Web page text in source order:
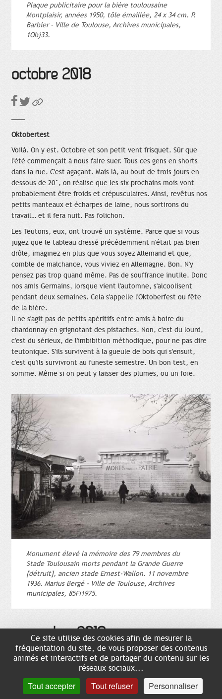
Plaque publicitaire pour la bière toulousaine
Montplaisir, années 1950, tôle émaillée, 24 x 34 cm. P.
Barbier – Ville de Toulouse, Archives municipales,
1Obj33.
octobre 2018
Oktobertest
Voilà. On y est. Octobre et son petit vent frisquet. Sûr que
l'été commençait à nous faire suer. Tous ces gens en shorts
dans la rue. C'est agaçant. Mais là, au bout de trois jours en
dessous de 20°, on réalise que les six prochains mois vont
probablement être froids et crépusculaires. Ainsi, revêtus nos
petits manteaux et écharpes de laine, nous sortirons du
travail… et il fera nuit. Pas folichon.
Les Teutons, eux, ont trouvé un système. Parce que si vous
jugez que le tableau dressé précédemment n'était pas bien
drôle, imaginez en plus que vous soyez Allemand et que,
comble de malchance, vous viviez en Allemagne. Bon. N'y
pensez pas trop quand même. Pas de souffrance inutile. Donc
nos amis Germains, lorsque vient l'automne, s'alcoolisent
pendant deux semaines. Cela s'appelle l'Oktoberfest ou fête
de la bière.
Il ne s'agit pas de petits apéritifs entre amis à boire du
chardonnay en grignotant des pistaches. Non, c'est du lourd,
c'est du sérieux, de l'imbibition méthodique, pour ne pas dire
teutonique. S'ils survivent à la gueule de bois qui s'ensuit,
c'est qu'ils survivront au funeste semestre. Un bon test, en
somme. Même si on peut y laisser des plumes, ou un foie.
Monument élevé la mémoire des 79 membres du
Stade Toulousain morts pendant la Grande Guerre
[détruit], ancien stade Ernest-Wallon. 11 novembre
1936. Marius Bergé - Ville de Toulouse, Archives
municipales, 85Fi1975.
novembre 2018
Novembre, c'est mort
Ce site utilise des cookies afin de mesurer la
fréquentation du site, de vous proposer des contenus
animés et interactifs et de partager du contenu sur les
réseaux sociaux...
Tout accepter Tout refuser Personnaliser